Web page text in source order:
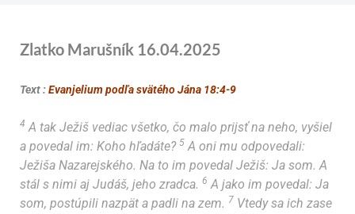
Zlatko Marušník 16.04.2025
Text :Evanjelium podľa svätého Jána 18:4-9
4 A tak Ježiš vediac všetko, čo malo prijsť na neho, vyšiel
a povedal im: Koho hľadáte? 5 A oni mu odpovedali:
Ježiša Nazarejského. Na to im povedal Ježiš: Ja som. A
stál s nimi aj Judáš, jeho zradca. 6 A jako im povedal: Ja
som, postúpili nazpät a padli na zem. 7 Vtedy sa ich zase